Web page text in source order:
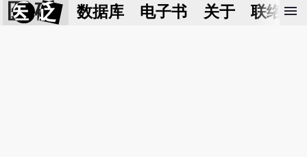
医 砭 数据库 电子书 关于 联络我
menu